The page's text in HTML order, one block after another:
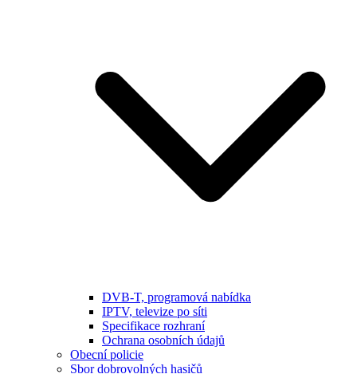
DVB-T, programová nabídka
IPTV, televize po síti
Specifikace rozhraní
Ochrana osobních údajů
Obecní policie
Sbor dobrovolných hasičů